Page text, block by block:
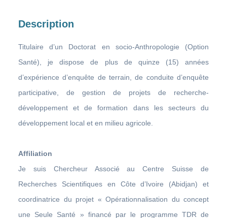
Description
Titulaire d’un Doctorat en socio-Anthropologie (Option
Santé), je dispose de plus de quinze (15) années
d’expérience d’enquête de terrain, de conduite d’enquête
participative, de gestion de projets de recherche-
développement et de formation dans les secteurs du
développement local et en milieu agricole.
Affiliation
Je suis Chercheur Associé au Centre Suisse de
Recherches Scientifiques en Côte d’Ivoire (Abidjan) et
coordinatrice du projet « Opérationnalisation du concept
une Seule Santé » financé par le programme TDR de